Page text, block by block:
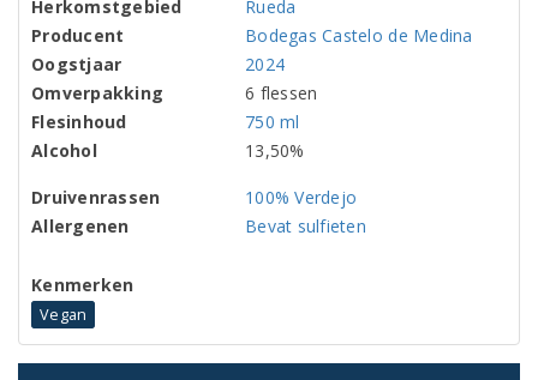
Herkomstgebied
Rueda
Producent
Bodegas Castelo de Medina
Oogstjaar
2024
Omverpakking
6 flessen
Flesinhoud
750 ml
Alcohol
13,50%
Druivenrassen
100% Verdejo
Allergenen
Bevat sulfieten
Kenmerken
Vegan